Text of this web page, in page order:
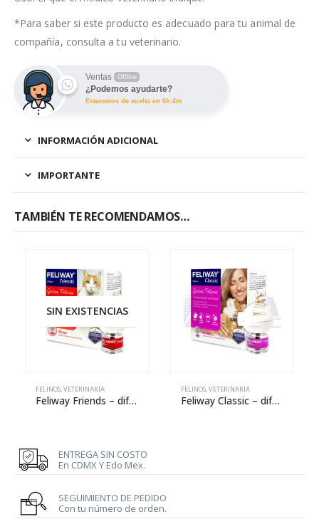
*Para saber si este producto es adecuado para tu animal de
compañía, consulta a tu veterinario.
Ventas Offline
¿Podemos ayudarte?
Estaremos de vuelta en 6h:4m
INFORMACIÓN ADICIONAL
IMPORTANTE
TAMBIÉN TE RECOMENDAMOS…
SIN EXISTENCIAS
FELINOS,VETERINARIA
Feliway Friends – difusor con repuesto de 48 mL
FELINOS,VETERINARIA
Feliway Classic – difusor con repuesto de 48 mL
ENTREGA SIN COSTO
En CDMX Y Edo Mex.
SEGUIMIENTO DE PEDIDO
Con tu número de orden.